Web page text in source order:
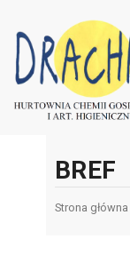
BREF
Strona główna